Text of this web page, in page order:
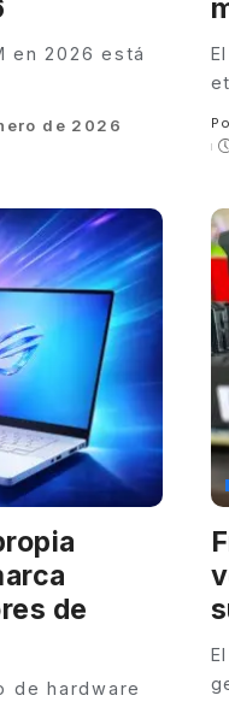
en 2026 está
de 2026
by
de
de hardware